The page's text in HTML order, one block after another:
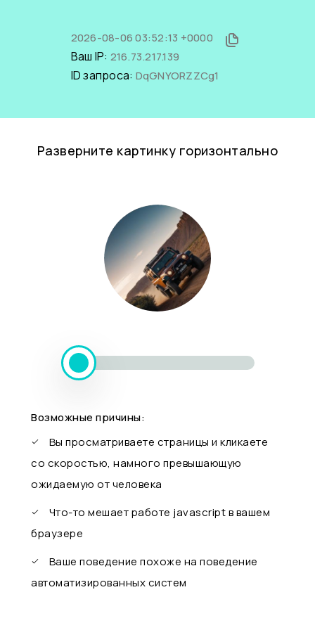
2026-08-06 03:52:13 +0000
Ваш IP: 216.73.217.139
ID запроса: DqGNYORZZCg1
Разверните картинку горизонтально
Возможные причины:
Вы просматриваете страницы и кликаете
со скоростью, намного превышающую
ожидаемую от человека
Что-то мешает работе javascript в вашем
браузере
Ваше поведение похоже на поведение
автоматизированных систем